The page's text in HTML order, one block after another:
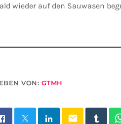
wieder auf den Sauwasen
VON: GTMH
email